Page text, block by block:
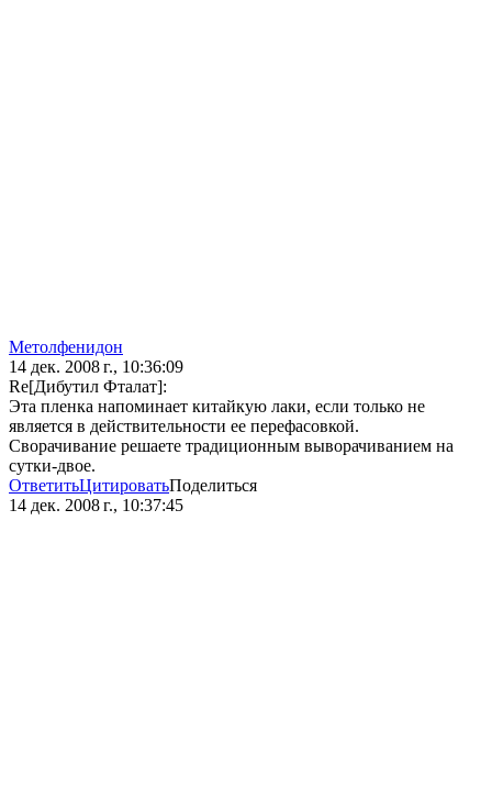
Метолфенидон
14 дек. 2008 г., 10:36:09
Re[Дибутил Фталат]:
Эта пленка напоминает китайкую лаки, если только не
является в действительности ее перефасовкой.
Сворачивание решаете традиционным выворачиванием на
сутки-двое.
ОтветитьЦитироватьПоделиться
14 дек. 2008 г., 10:37:45